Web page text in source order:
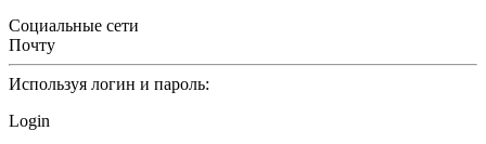
Социальные сети
Почту
Используя логин и пароль:
Login